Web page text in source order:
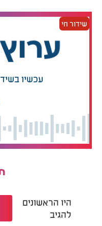
משערים, מתרחש גם
אחרים לאחר גשם, ולכן
השמש חוזרת להאיר
בחוץ, מתברר, אינה רק
קטנה וריחנית של
שידור חי
עכשיו
היו הראשונים
להגיב